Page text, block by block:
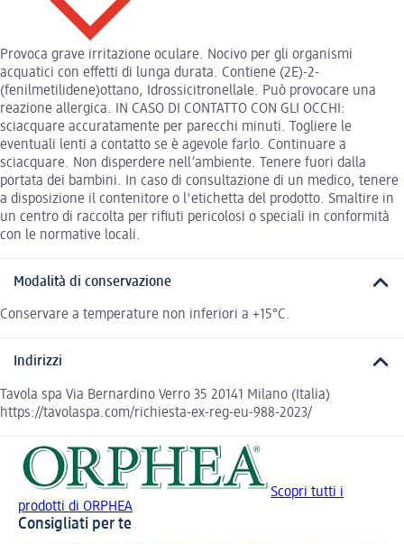
Provoca grave irritazione oculare. Nocivo per gli organismi
acquatici con effetti di lunga durata. Contiene (2E)-2-
(fenilmetilidene)ottano, Idrossicitronellale. Può provocare una
reazione allergica. IN CASO DI CONTATTO CON GLI OCCHI:
sciacquare accuratamente per parecchi minuti. Togliere le
eventuali lenti a contatto se è agevole farlo. Continuare a
sciacquare. Non disperdere nell’ambiente. Tenere fuori dalla
portata dei bambini. In caso di consultazione di un medico, tenere
a disposizione il contenitore o l'etichetta del prodotto. Smaltire in
un centro di raccolta per rifiuti pericolosi o speciali in conformità
con le normative locali.
Modalità di conservazione
Conservare a temperature non inferiori a +15°C.
Indirizzi
Tavola spa Via Bernardino Verro 35 20141 Milano (Italia)
https://tavolaspa.com/richiesta-ex-reg-eu-988-2023/
Scopri tutti i
prodotti di ORPHEA
Consigliati per te